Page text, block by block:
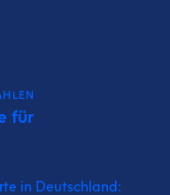
für
in Deutschland: